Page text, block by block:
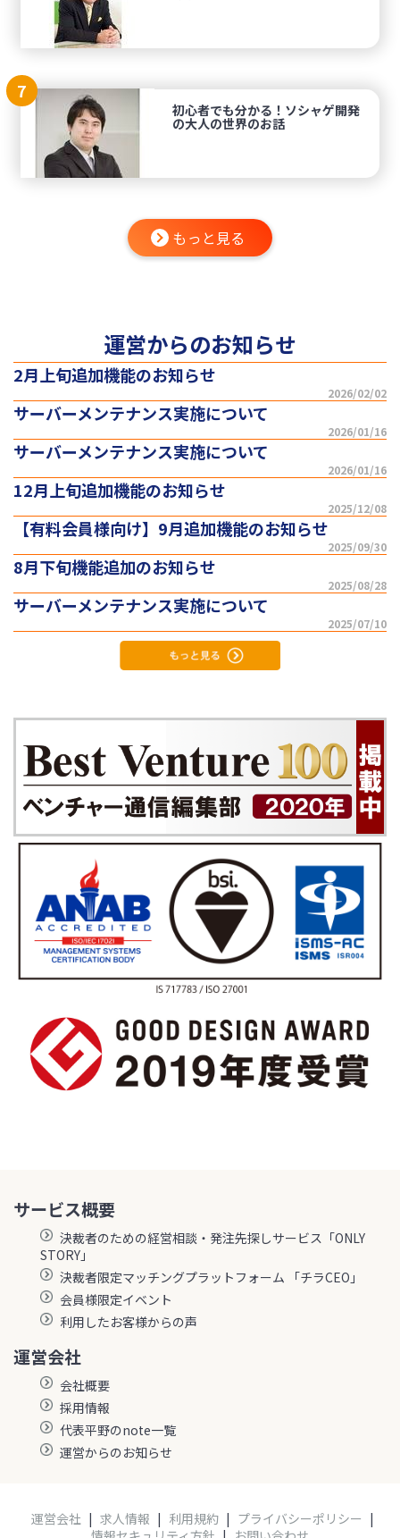
7
初心者でも分かる！ソシャゲ開発
の大人の世界のお話
もっと見る
運営からのお知らせ
2月上旬追加機能のお知らせ
2026/02/02
サーバーメンテナンス実施について
2026/01/16
サーバーメンテナンス実施について
2026/01/16
12月上旬追加機能のお知らせ
2025/12/08
【有料会員様向け】9月追加機能のお知らせ
2025/09/30
8月下旬機能追加のお知らせ
2025/08/28
サーバーメンテナンス実施について
2025/07/10
サービス概要
決裁者のための経営相談・発注先探しサービス「ONLY
STORY」
決裁者限定マッチングプラットフォーム 「チラCEO」
会員様限定イベント
利用したお客様からの声
運営会社
会社概要
採用情報
代表平野のnote一覧
運営からのお知らせ
運営会社 | 求人情報 | 利用規約 | プライバシーポリシー |